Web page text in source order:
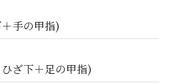
手の甲指)
ざ下＋足の甲指)